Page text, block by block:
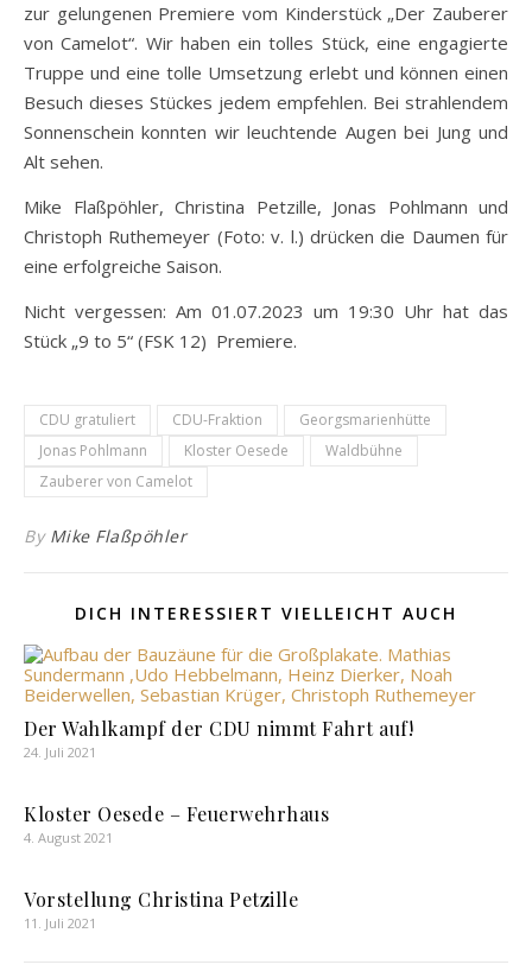
zur gelungenen Premiere vom Kinderstück „Der Zauberer
von Camelot“. Wir haben ein tolles Stück, eine engagierte
Truppe und eine tolle Umsetzung erlebt und können einen
Besuch dieses Stückes jedem empfehlen. Bei strahlendem
Sonnenschein konnten wir leuchtende Augen bei Jung und
Alt sehen.
Mike Flaßpöhler, Christina Petzille, Jonas Pohlmann und
Christoph Ruthemeyer (Foto: v. l.) drücken die Daumen für
eine erfolgreiche Saison.
Nicht vergessen: Am 01.07.2023 um 19:30 Uhr hat das
Stück „9 to 5“ (FSK 12) Premiere.
CDU gratuliert CDU-Fraktion
Georgsmarienhütte
Jonas Pohlmann
Kloster Oesede
Waldbühne
Zauberer von Camelot
By Mike Flaßpöhler
DICH INTERESSIERT VIELLEICHT AUCH
Der Wahlkampf der CDU nimmt Fahrt auf!
24. Juli 2021
Kloster Oesede – Feuerwehrhaus
4. August 2021
Vorstellung Christina Petzille
11. Juli 2021